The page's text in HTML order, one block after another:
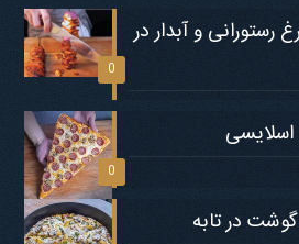
0
رستورانی و آبدار در
0
اسلایسی
در تابه